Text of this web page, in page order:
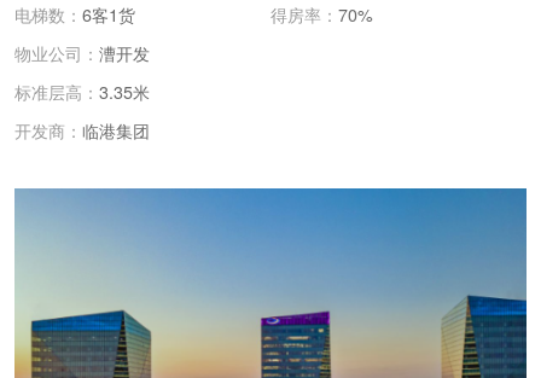
电梯数： 6客1货 得房率： 70%
物业公司： 漕开发
标准层高： 3.35米
开发商： 临港集团